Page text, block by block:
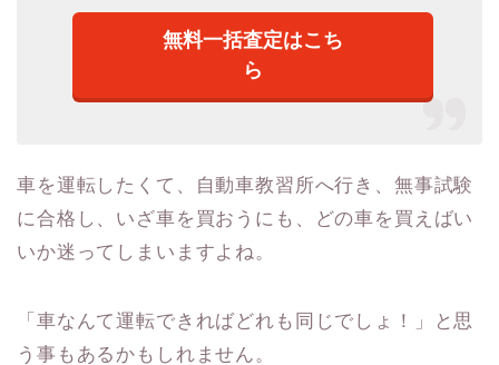
無料一括査定はこち
ら
車を運転したくて、自動車教習所へ行き、無事試験
に合格し、いざ車を買おうにも、どの車を買えばい
いか迷ってしまいますよね。
「車なんて運転できればどれも同じでしょ！」と思
う事もあるかもしれません。